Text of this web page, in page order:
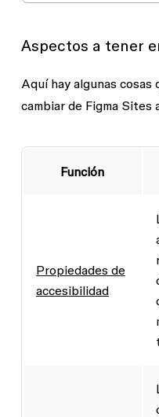
Aspectos a tener
Aquí hay algunas
cambiar de Figma Sites
Función
Propiedades de
accesibilidad